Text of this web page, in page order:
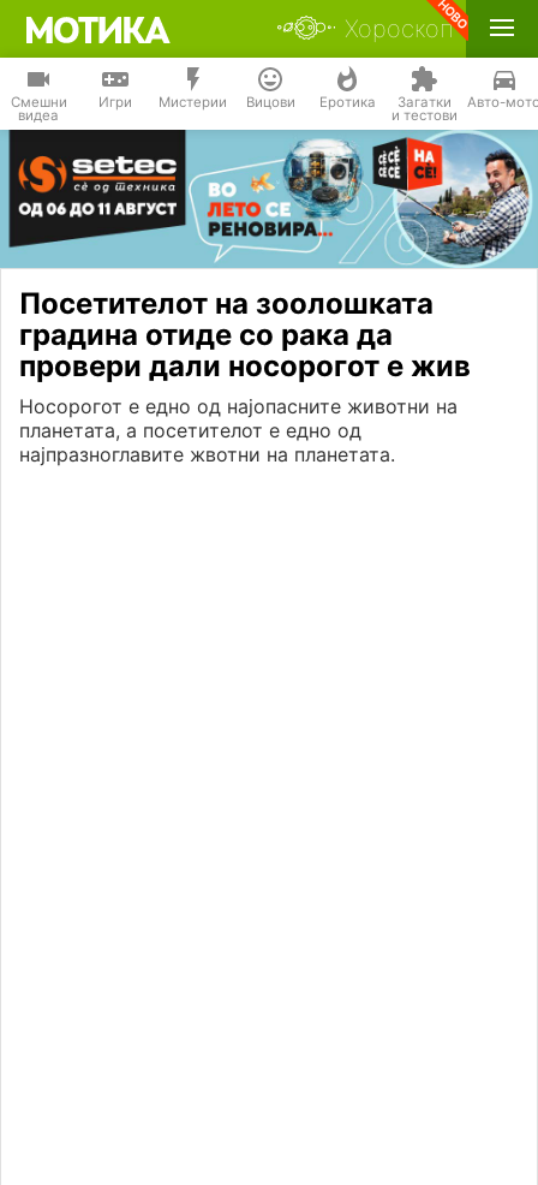
Хороскоп
Смешни
видеа
Игри Мистерии Вицови Еротика Загатки
и тестови
Авто-
Посетителот на зоолошката
градина отиде со рака да
провери дали носорогот е жив
Носорогот е едно од најопасните животни на
планетата, а посетителот е едно од
најпразноглавите жвотни на планетата.